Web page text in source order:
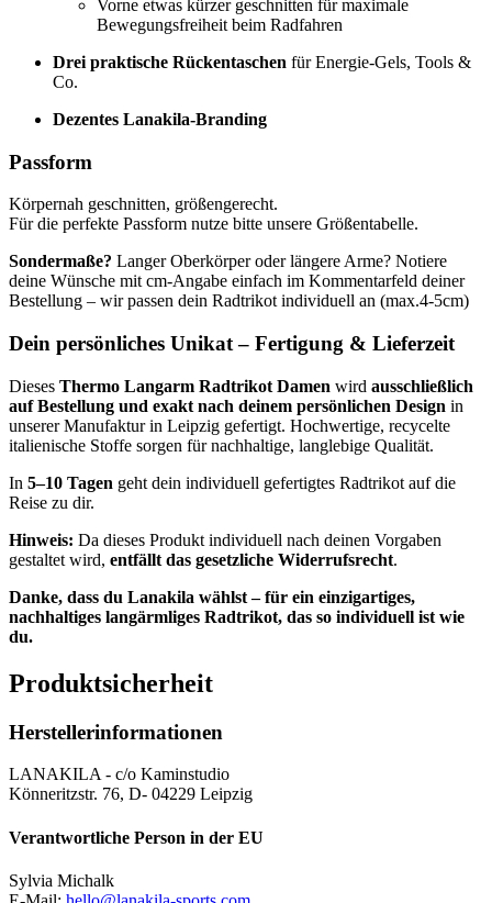
Vorne etwas kürzer geschnitten für maximale
Bewegungsfreiheit beim Radfahren
Drei praktische Rückentaschen für Energie-Gels, Tools &
Co.
Dezentes Lanakila-Branding
Passform
Körpernah geschnitten, größengerecht.
Für die perfekte Passform nutze bitte unsere Größentabelle.
Sondermaße? Langer Oberkörper oder längere Arme? Notiere
deine Wünsche mit cm-Angabe einfach im Kommentarfeld deiner
Bestellung – wir passen dein Radtrikot individuell an (max.4-5cm)
Dein persönliches Unikat – Fertigung & Lieferzeit
Dieses Thermo Langarm Radtrikot Damen wird ausschließlich
auf Bestellung und exakt nach deinem persönlichen Design in
unserer Manufaktur in Leipzig gefertigt. Hochwertige, recycelte
italienische Stoffe sorgen für nachhaltige, langlebige Qualität.
In 5–10 Tagen geht dein individuell gefertigtes Radtrikot auf die
Reise zu dir.
Hinweis: Da dieses Produkt individuell nach deinen Vorgaben
gestaltet wird, entfällt das gesetzliche Widerrufsrecht.
Danke, dass du Lanakila wählst – für ein einzigartiges,
nachhaltiges langärmliges Radtrikot, das so individuell ist wie
du.
Produktsicherheit
Herstellerinformationen
LANAKILA - c/o Kaminstudio
Könneritzstr. 76, D- 04229 Leipzig
Verantwortliche Person in der EU
Sylvia Michalk